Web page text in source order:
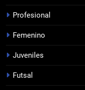
7
8
Profesional
Femenino
Juveniles
Futsal